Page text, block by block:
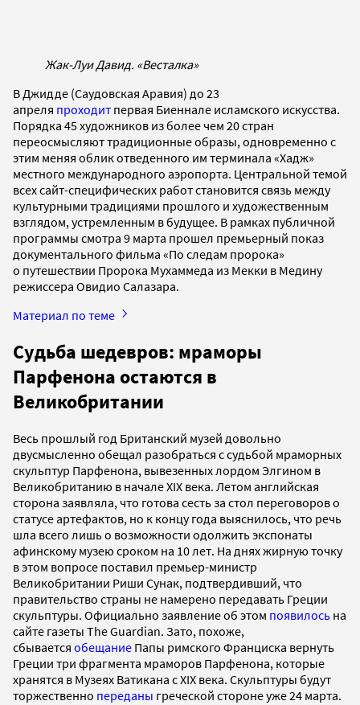
Жак-Луи Давид. «Весталка»
В Джидде (Саудовская Аравия) до 23
апреля проходит первая Биеннале исламского искусства.
Порядка 45 художников из более чем 20 стран
переосмысляют традиционные образы, одновременно с
этим меняя облик отведенного им терминала «Хадж»
местного международного аэропорта. Центральной темой
всех сайт-специфических работ становится связь между
культурными традициями прошлого и художественным
взглядом, устремленным в будущее. В рамках публичной
программы смотра 9 марта прошел премьерный показ
документального фильма «По следам пророка»
о путешествии Пророка Мухаммеда из Мекки в Медину
режиссера Овидио Салазара.
Материал по теме
Судьба шедевров: мраморы
Парфенона остаются в
Великобритании
Весь прошлый год Британский музей довольно
двусмысленно обещал разобраться с судьбой мраморных
скульптур Парфенона, вывезенных лордом Элгином в
Великобританию в начале XIX века. Летом английская
сторона заявляла, что готова сесть за стол переговоров о
статусе артефактов, но к концу года выяснилось, что речь
шла всего лишь о возможности одолжить экспонаты
афинскому музею сроком на 10 лет. На днях жирную точку
в этом вопросе поставил премьер-министр
Великобритании Риши Сунак, подтвердивший, что
правительство страны не намерено передавать Греции
скульптуры. Официально заявление об этом появилось на
сайте газеты The Guardian. Зато, похоже,
сбывается обещание Папы римского Франциска вернуть
Греции три фрагмента мраморов Парфенона, которые
хранятся в Музеях Ватикана с XIX века. Скульптуры будут
торжественно переданы греческой стороне уже 24 марта.